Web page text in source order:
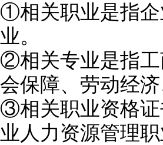
①相关职业是指企
业。
②相关专业是指工
会保障、劳动经
③相关职业资格证
业人力资源管理